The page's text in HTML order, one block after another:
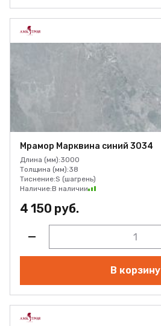
Мрамор Марквина синий 3034
Длина (мм):3000
Толщина (мм):38
Тиснение:S (шагрень)
Наличие:В наличии
4 150 руб.
В корзину